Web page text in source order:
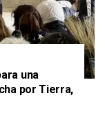
una
por Tierra,